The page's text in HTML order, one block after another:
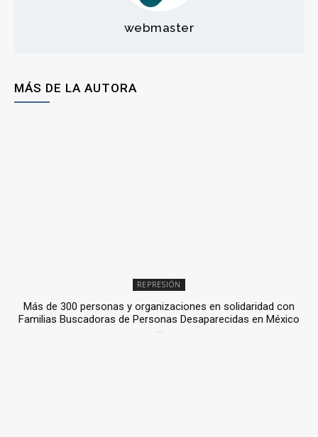
webmaster
MÁS DE LA AUTORA
REPRESIÓN
Más de 300 personas y organizaciones en solidaridad con
Familias Buscadoras de Personas Desaparecidas en México